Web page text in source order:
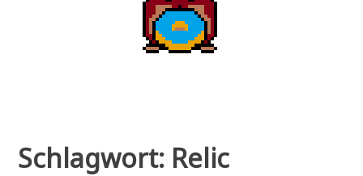
Schlagwort: Relic